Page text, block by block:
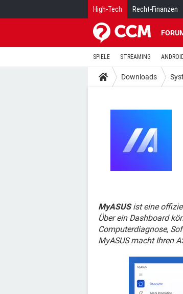
High-Tech Recht-Finanzen
SPIELE STREAMING
Downloads
MyASUSist eine
Über ein Dashboard
Computerdiagnose,
MyASUS macht Ihren